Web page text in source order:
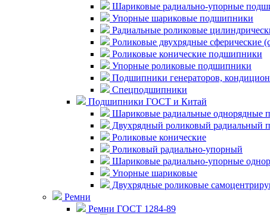
Шариковые радиально-упорные
Упорные шариковые подшипники
Радиальные роликовые
Роликовые двухрядные сферические
Роликовые конические подшипники
Упорные роликовые подшипники
Подшипники генераторов,
Спецподшипники
Подшипники ГОСТ и Китай
Шариковые радиальные однорядные
Двухрядный роликовый радиальный
Роликовые конические
Роликовый радиально-упорный
Шариковые радиально-упорные
Упорные шариковые
Двухрядные роликовые
Ремни
Ремни ГОСТ 1284-89